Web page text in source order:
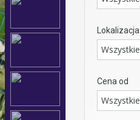
Lokalizacja
Wszystkie
Cena od
Wszystkie